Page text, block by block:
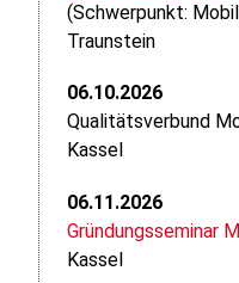
(Schwerpunkt:
Traunstein
06.10.2026
Qualitätsverbund
Kassel
06.11.2026
Gründungsseminar
Kassel